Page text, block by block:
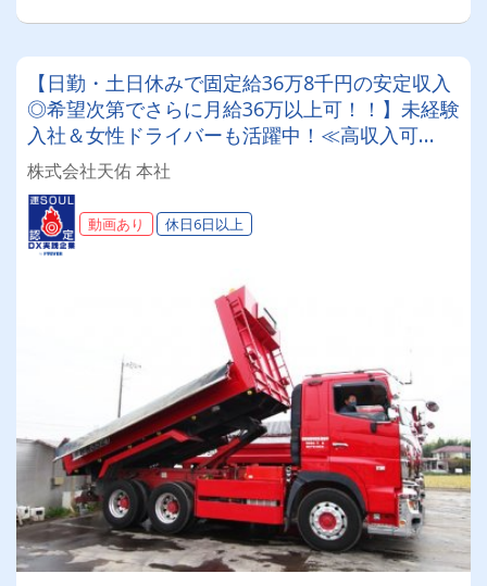
【日勤・土日休みで固定給36万8千円の安定収入
◎希望次第でさらに月給36万以上可！！】未経験
入社＆女性ドライバーも活躍中！≪高収入可
能！！手積み手降ろし一切なし！増車にともない
8tドライバーさん大募集！！≫ ≪手当充実！大
手一次請けの仕事が多く安定して長く続けられま
す！≫
株式会社天佑 本社
動画あり 休日6日以上